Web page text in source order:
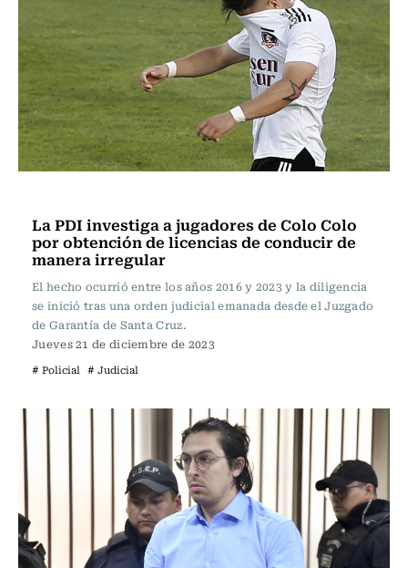
La PDI investiga a jugadores de Colo Colo
por obtención de licencias de conducir de
manera irregular
El hecho ocurrió entre los años 2016 y 2023 y la diligencia
se inició tras una orden judicial emanada desde el Juzgado
de Garantía de Santa Cruz.
Jueves 21 de diciembre de 2023
# Policial # Judicial